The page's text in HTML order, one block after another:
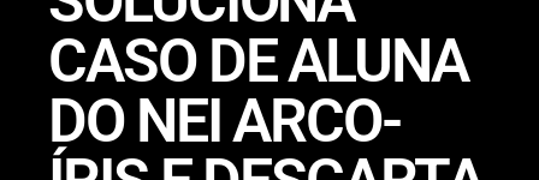
CASO DE ALUNA
DO NEI ARCO-